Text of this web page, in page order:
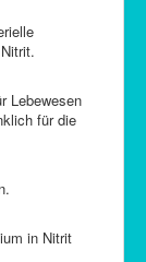
Lebewesen
für die
in Nitrit